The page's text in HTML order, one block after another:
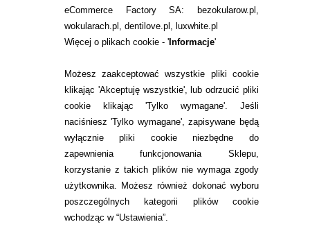
eCommerce Factory SA: bezokularow.pl,
wokularach.pl, dentilove.pl, luxwhite.pl
Więcej o plikach cookie - 'Informacje'
Możesz zaakceptować wszystkie pliki cookie
klikając 'Akceptuję wszystkie', lub odrzucić pliki
cookie klikając 'Tylko wymagane'. Jeśli
naciśniesz 'Tylko wymagane', zapisywane będą
wyłącznie pliki cookie niezbędne do
zapewnienia funkcjonowania Sklepu,
korzystanie z takich plików nie wymaga zgody
użytkownika. Możesz również dokonać wyboru
poszczególnych kategorii plików cookie
wchodząc w “Ustawienia”.
RANKINGI SOCZEWEK
SOCZEWKI KOLOROWE
Zwrot (odstąpienie od umowy)
ZMIEŃ USTAWIENIA ZGODY NA CIASTECZKA
KONTAKT
telefon:
22 113 44 42
telefon:
732 08 08 72